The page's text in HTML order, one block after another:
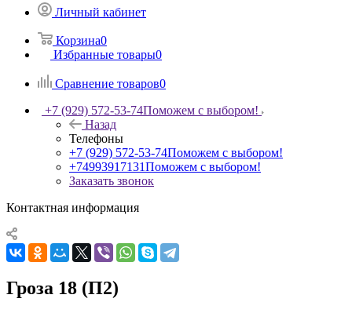
Личный кабинет
Корзина0
Избранные товары0
Сравнение товаров0
+7 (929) 572-53-74Поможем с выбором!
Назад
Телефоны
+7 (929) 572-53-74Поможем с выбором!
+74993917131Поможем с выбором!
Заказать звонок
Контактная информация
Гроза 18 (П2)